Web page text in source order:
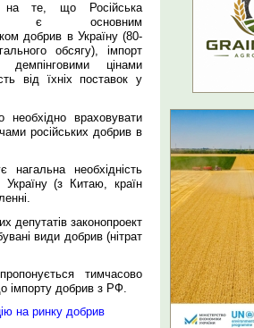
те, що Російська
є основним
добрив в Україну (80-
обсягу), імпорт
цінами
від їхніх поставок у
враховувати
російських добрив в
нагальна необхідність
Україну (з Китаю, країн
депутатів законопроект
види добрив (нітрат
тимчасово
імпорту добрив з РФ.
на ринку добрив